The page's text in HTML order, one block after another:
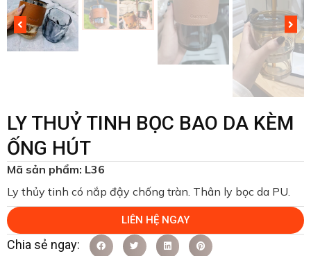
LY THUỶ TINH BỌC BAO DA KÈM
ỐNG HÚT
Mã sản phẩm: L36
Ly thủy tinh có nắp đậy chống tràn. Thân ly bọc da PU.
LIÊN HỆ NGAY